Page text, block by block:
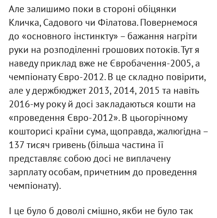
Але залишимо поки в стороні обіцянки
Кличка, Садового чи Філатова. Повернемося
до «основного інстинкту» – бажання нагріти
руки на розподіленні грошових потоків. Тут я
наведу приклад вже не Євробачення-2005, а
чемпіонату Євро-2012. В це складно повірити,
але у держбюджет 2013, 2014, 2015 та навіть
2016-му року й досі закладаються кошти на
«проведення Євро-2012». В цьогорічному
кошторисі країни сума, щоправда, жалюгідна –
137 тисяч гривень (більша частина її
представляє собою досі не виплачену
зарплату особам, причетним до проведення
чемпіонату).
І це було б доволі смішно, якби не було так